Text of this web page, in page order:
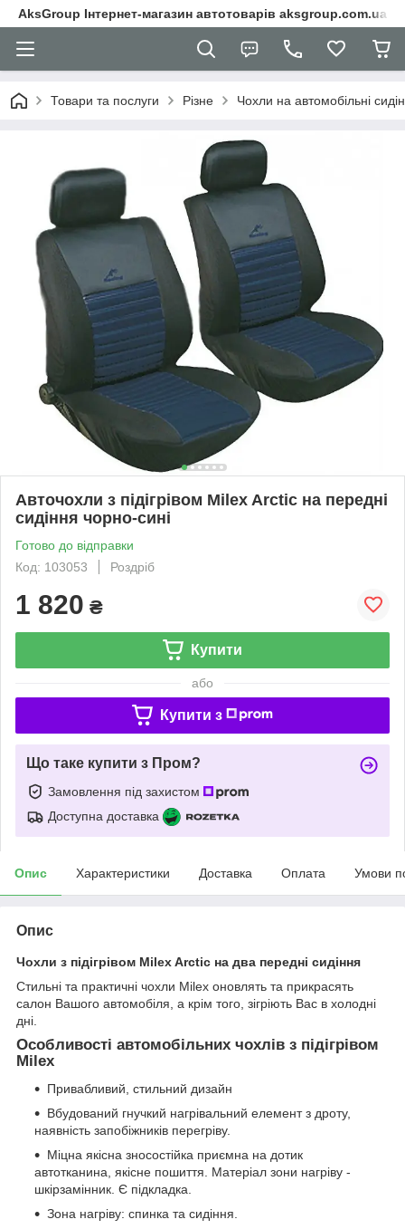
AksGroup Інтернет-магазин автотоварів aksgroup.com.ua
Товари та послуги Різне Чохли на автомобільні
Авточохли з підігрівом Milex Arctic на передні
сидіння чорно-сині
Готово до відправки
Код: 103053
Роздріб
1 820 ₴
Купити
або
Купити з
Що таке купити з Пром?
Замовлення під захистом
Доступна доставка
Опис Характеристики Доставка Оплата Умови
Опис
Чохли з підігрівом Milex Arctic на два передні сидіння
Стильні та практичні чохли Milex оновлять та прикрасять
салон Вашого автомобіля, а крім того, зігріють Вас в холодні
дні.
Особливості автомобільних чохлів з підігрівом
Milex
Привабливий, стильний дизайн
Вбудований гнучкий нагрівальний елемент з дроту,
наявність запобіжників перегріву.
Міцна якісна зносостійка приємна на дотик
автотканина, якісне пошиття. Матеріал зони нагріву -
шкірзамінник. Є підкладка.
Зона нагріву: спинка та сидіння.